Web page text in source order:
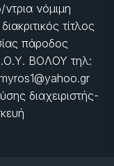
ντρια νόμιμη
τίτλος
πάροδος
ΒΟΛΟΥ τηλ:
διαχειριστής-